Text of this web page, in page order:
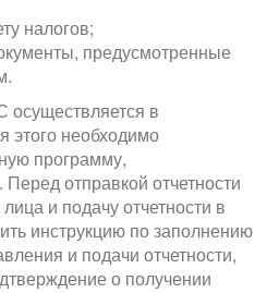
налогов;
предусмотренные
осуществляется в
этого необходимо
программу,
отправкой отчетности
и подачу отчетности в
инструкцию по заполнению
и подачи отчетности,
о получении